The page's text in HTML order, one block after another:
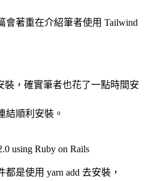
會著重在介紹筆者使用 Tailwind
裝，確實筆者也花了一點時間安
結順利安裝。
using Ruby on Rails
是使用 yarn add 去安裝，